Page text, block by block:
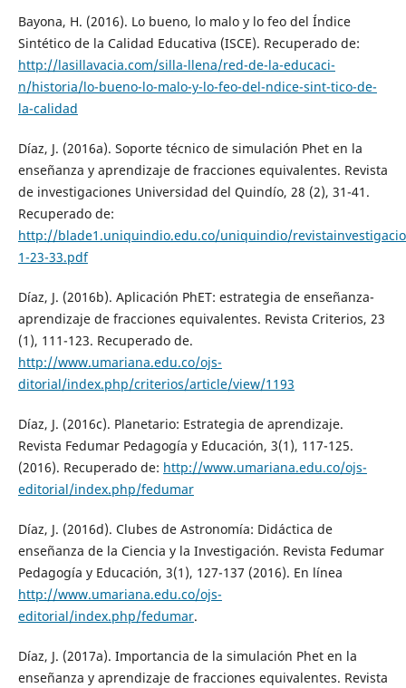
Bayona, H. (2016). Lo bueno, lo malo y lo feo del Índice
Sintético de la Calidad Educativa (ISCE). Recuperado de:
http://lasillavacia.com/silla-llena/red-de-la-educaci-
n/historia/lo-bueno-lo-malo-y-lo-feo-del-ndice-sint-tico-de-
la-calidad
Díaz, J. (2016a). Soporte técnico de simulación Phet en la
enseñanza y aprendizaje de fracciones equivalentes. Revista
de investigaciones Universidad del Quindío, 28 (2), 31-41.
Recuperado de:
http://blade1.uniquindio.edu.co/uniquindio/
1-23-33.pdf
Díaz, J. (2016b). Aplicación PhET: estrategia de enseñanza-
aprendizaje de fracciones equivalentes. Revista Criterios, 23
(1), 111-123. Recuperado de.
http://www.umariana.edu.co/ojs-
ditorial/index.php/criterios/article/view/1193
Díaz, J. (2016c). Planetario: Estrategia de aprendizaje.
Revista Fedumar Pedagogía y Educación, 3(1), 117-125.
(2016). Recuperado de: http://www.umariana.edu.co/ojs-
editorial/index.php/fedumar
Díaz, J. (2016d). Clubes de Astronomía: Didáctica de
enseñanza de la Ciencia y la Investigación. Revista Fedumar
Pedagogía y Educación, 3(1), 127-137 (2016). En línea
http://www.umariana.edu.co/ojs-
editorial/index.php/fedumar.
Díaz, J. (2017a). Importancia de la simulación Phet en la
enseñanza y aprendizaje de fracciones equivalentes. Revista